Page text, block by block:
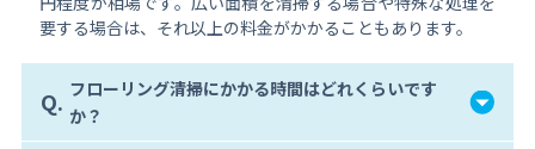
要する場合は、それ以上の料金がかかることもあります。
Q. フローリング清掃にかかる時間はどれくらいです
か？